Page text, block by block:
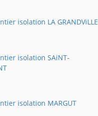
isolation LA GRANDViLLE
isolation SAiNT-
isolation MARGUT